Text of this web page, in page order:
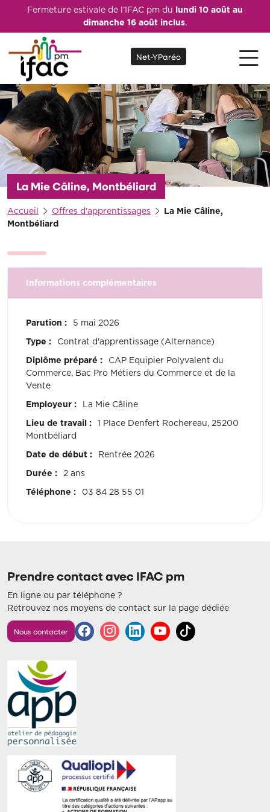
Fermeture estivale de l’IFAC pm du lundi 10 août au
dimanche 16 août inclus.
Net-YParéo
La Mie Câline, Montbéliard
Accueil Offres d'apprentissages
La Mie Câline,
Montbéliard
Informations complémentaires
Parution : 5 mai 2026
Type : Contrat d'apprentissage (Alternance)
Diplôme préparé : CAP Equipier Polyvalent du
Commerce, Bac Pro Métiers du Commerce et de la
Vente
Employeur : La Mie Câline
Lieu de travail : 1 Place Denfert Rochereau, 25200
Montbéliard
Date de début : Rentrée 2026
Durée : 2 ans
Téléphone : 03 84 28 55 01
Prendre contact avec IFAC pm
En ligne ou par téléphone ?
Retrouvez nos moyens de contact sur la page dédiée
Nous contacter